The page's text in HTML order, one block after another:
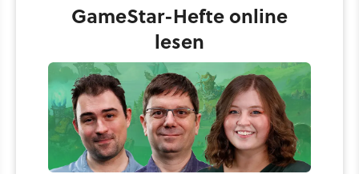
GameStar-Hefte online
lesen